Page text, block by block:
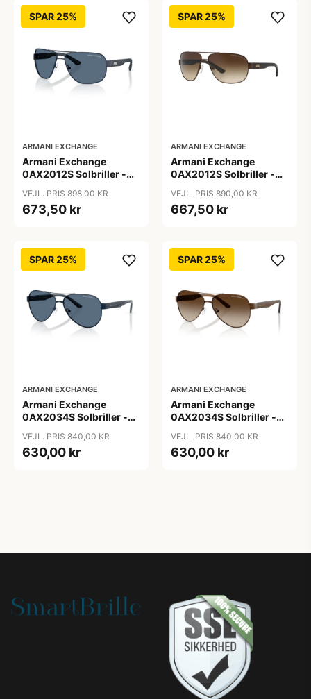
SPAR 25%
ARMANI EXCHANGE
Armani Exchange
0AX2012S Solbriller -
VEJL. PRIS 898,00 KR
673,50 kr
SPAR 25%
ARMANI EXCHANGE
Armani Exchange
0AX2012S Solbriller -
VEJL. PRIS 890,00 KR
667,50 kr
SPAR 25%
ARMANI EXCHANGE
Armani Exchange
0AX2034S Solbriller -
VEJL. PRIS 840,00 KR
630,00 kr
SPAR 25%
ARMANI EXCHANGE
Armani Exchange
0AX2034S Solbriller -
VEJL. PRIS 840,00 KR
630,00 kr